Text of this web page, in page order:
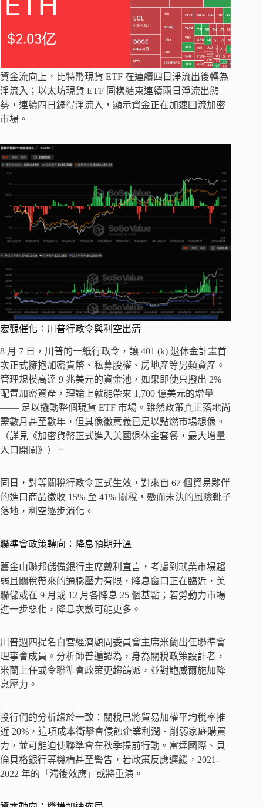
資金流向上，比特幣現貨 ETF 在連續四日淨流出後轉為
淨流入；以太坊現貨 ETF 同樣結束連續兩日淨流出態
勢，連續四日錄得淨流入，顯示資金正在加速回流加密
市場。
宏觀催化：川普行政令與利空出清
8 月 7 日，川普的一紙行政令，讓 401 (k) 退休金計畫首
次正式擁抱加密貨幣、私募股權、房地產等另類資產。
管理規模高達 9 兆美元的資金池，如果即使只撥出 2%
配置加密資產，理論上就能帶來 1,700 億美元的增量
—— 足以撬動整個現貨 ETF 市場。雖然政策真正落地尚
需數月甚至數年，但其像徵意義已足以點燃市場想像。
（詳見《加密貨幣正式進入美國退休金套餐，最大增量
入口開閘》）。
同日，對等關稅行政令正式生效，對來自 67 個貿易夥伴
的進口商品徵收 15% 至 41% 關稅，懸而未決的風險靴子
落地，利空逐步消化。
聯準會政策轉向：降息預期升溫
舊金山聯邦儲備銀行主席戴利直言，考慮到就業市場趨
弱且關稅帶來的通膨壓力有限，降息窗口正在臨近，美
聯儲或在 9 月或 12 月各降息 25 個基點；若勞動力市場
進一步惡化，降息次數可能更多。
川普週四提名白宮經濟顧問委員會主席米蘭出任聯準會
理事會成員。分析師普遍認為，身為關稅政策設計者，
米蘭上任或令聯準會政策更趨鴿派，並對鮑威爾施加降
息壓力。
投行們的分析趨於一致：關稅已將貿易加權平均稅率推
近 20%，這項成本衝擊會侵蝕企業利潤、削弱家庭購買
力，並可能迫使聯準會在秋季提前行動。富達國際、貝
倫貝格銀行等機構甚至警告，若政策反應遲緩，2021-
2022 年的「滯後效應」或將重演。